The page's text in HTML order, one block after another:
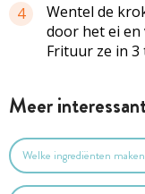
4
Wentel de
door het ei en
Frituur ze in 3
Meer
Welke ingrediënten